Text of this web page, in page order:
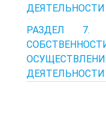
ДЕЯТЕЛЬНОСТИ
РАЗДЕЛ 7.
ДЕЯТЕЛЬНОСТИ